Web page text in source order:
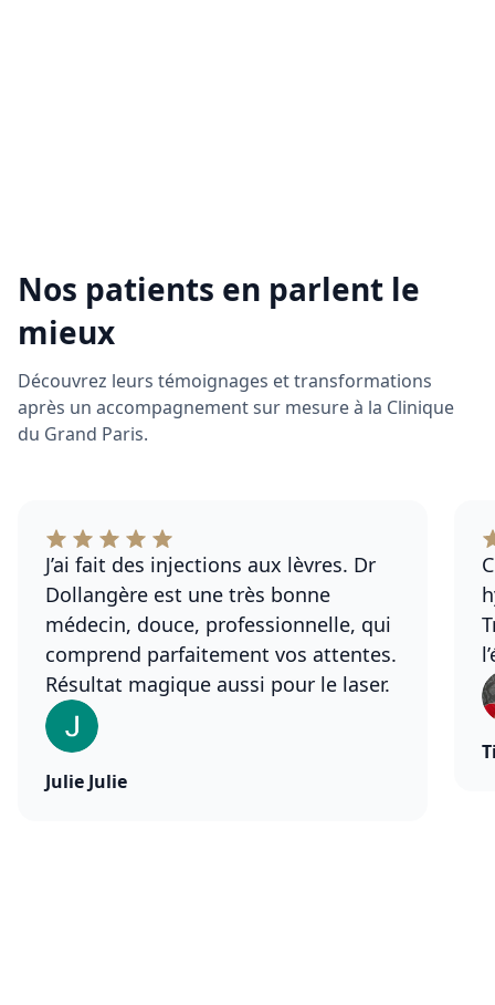
Prendre rendez-vous
Nos patients en parlent le
mieux
Découvrez leurs témoignages et transformations
après un accompagnement sur mesure à la Clinique
du Grand Paris.
J’ai fait des injections aux lèvres. Dr
Dollangère est une très bonne
médecin, douce, professionnelle, qui
comprend parfaitement vos attentes.
Résultat magique aussi pour le laser.
Julie Julie